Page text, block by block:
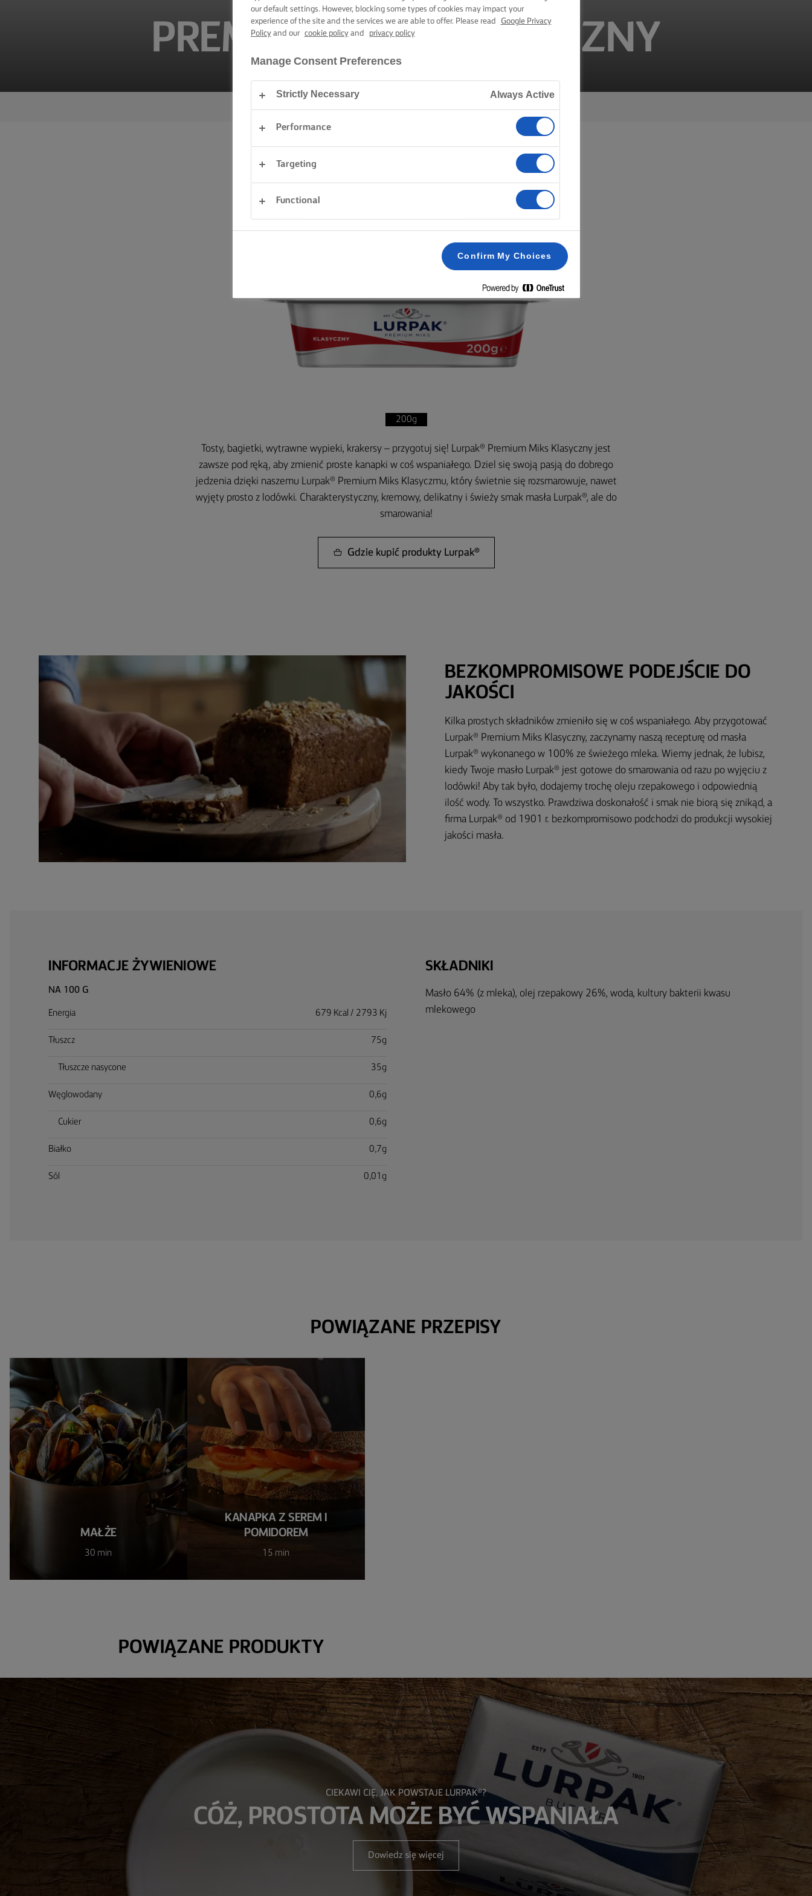
LURPAK®
PREMIUM MIKS KLASYCZNY
DZIEL SIĘ SWOJĄ PASJĄ
200g
Tosty, bagietki, wytrawne wypieki, krakersy – przygotuj się! Lurpak® Premium Miks Klasyczny jest
zawsze pod ręką, aby zmienić proste kanapki w coś wspaniałego. Dziel się swoją pasją do dobrego
jedzenia dzięki naszemu Lurpak® Premium Miks Klasyczmu, który świetnie się rozsmarowuje, nawet
wyjęty prosto z lodówki. Charakterystyczny, kremowy, delikatny i świeży smak masła Lurpak®, ale do
smarowania!
Gdzie kupić produkty Lurpak®
BEZKOMPROMISOWE PODEJŚCIE DO
JAKOŚCI
Kilka prostych składników zmieniło się w coś wspaniałego. Aby przygotować
Lurpak® Premium Miks Klasyczny, zaczynamy naszą recepturę od masła
Lurpak® wykonanego w 100% ze świeżego mleka. Wiemy jednak, że lubisz,
kiedy Twoje masło Lurpak® jest gotowe do smarowania od razu po wyjęciu z
lodówki! Aby tak było, dodajemy trochę oleju rzepakowego i odpowiednią
ilość wody. To wszystko. Prawdziwa doskonałość i smak nie biorą się znikąd, a
firma Lurpak® od 1901 r. bezkompromisowo podchodzi do produkcji wysokiej
jakości masła.
INFORMACJE ŻYWIENIOWE
NA 100 G
Energia 679 Kcal / 2793 Kj
Tłuszcz 75g
Tłuszcze nasycone 35g
Węglowodany 0,6g
Cukier 0,6g
Białko 0,7g
Sól 0,01g
SKŁADNIKI
Masło 64% (z mleka), olej rzepakowy 26%, woda, kultury bakterii kwasu
mlekowego
POWIĄZANE PRZEPISY
MAŁŻE
30 min
KANAPKA Z SEREM I
POMIDOREM
15 min
POWIĄZANE PRODUKTY
CIEKAWI CIĘ, JAK POWSTAJE LURPAK®?
​CÓŻ, PROSTOTA MOŻE BYĆ WSPANIAŁA
Dowiedz się więcej
our default settings. However, blocking some types of cookies may impact your
experience of the site and the services we are able to offer. Please read
Google Privacy
Policyand our cookie policyand privacy policy
Manage Consent Preferences
Strictly Necessary Always Active
Performance
Targeting
Functional
Confirm My Choices